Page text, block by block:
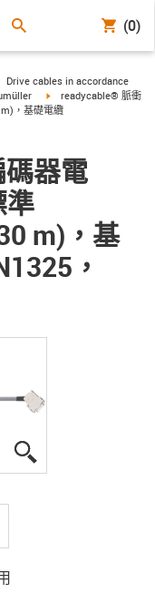
(0)
igus-icon-arrow-right
Drive cables in accordance
igus-icon-arrow-right
readycable® 脈衝
，基礎電纜
器電
準
m)，基
，